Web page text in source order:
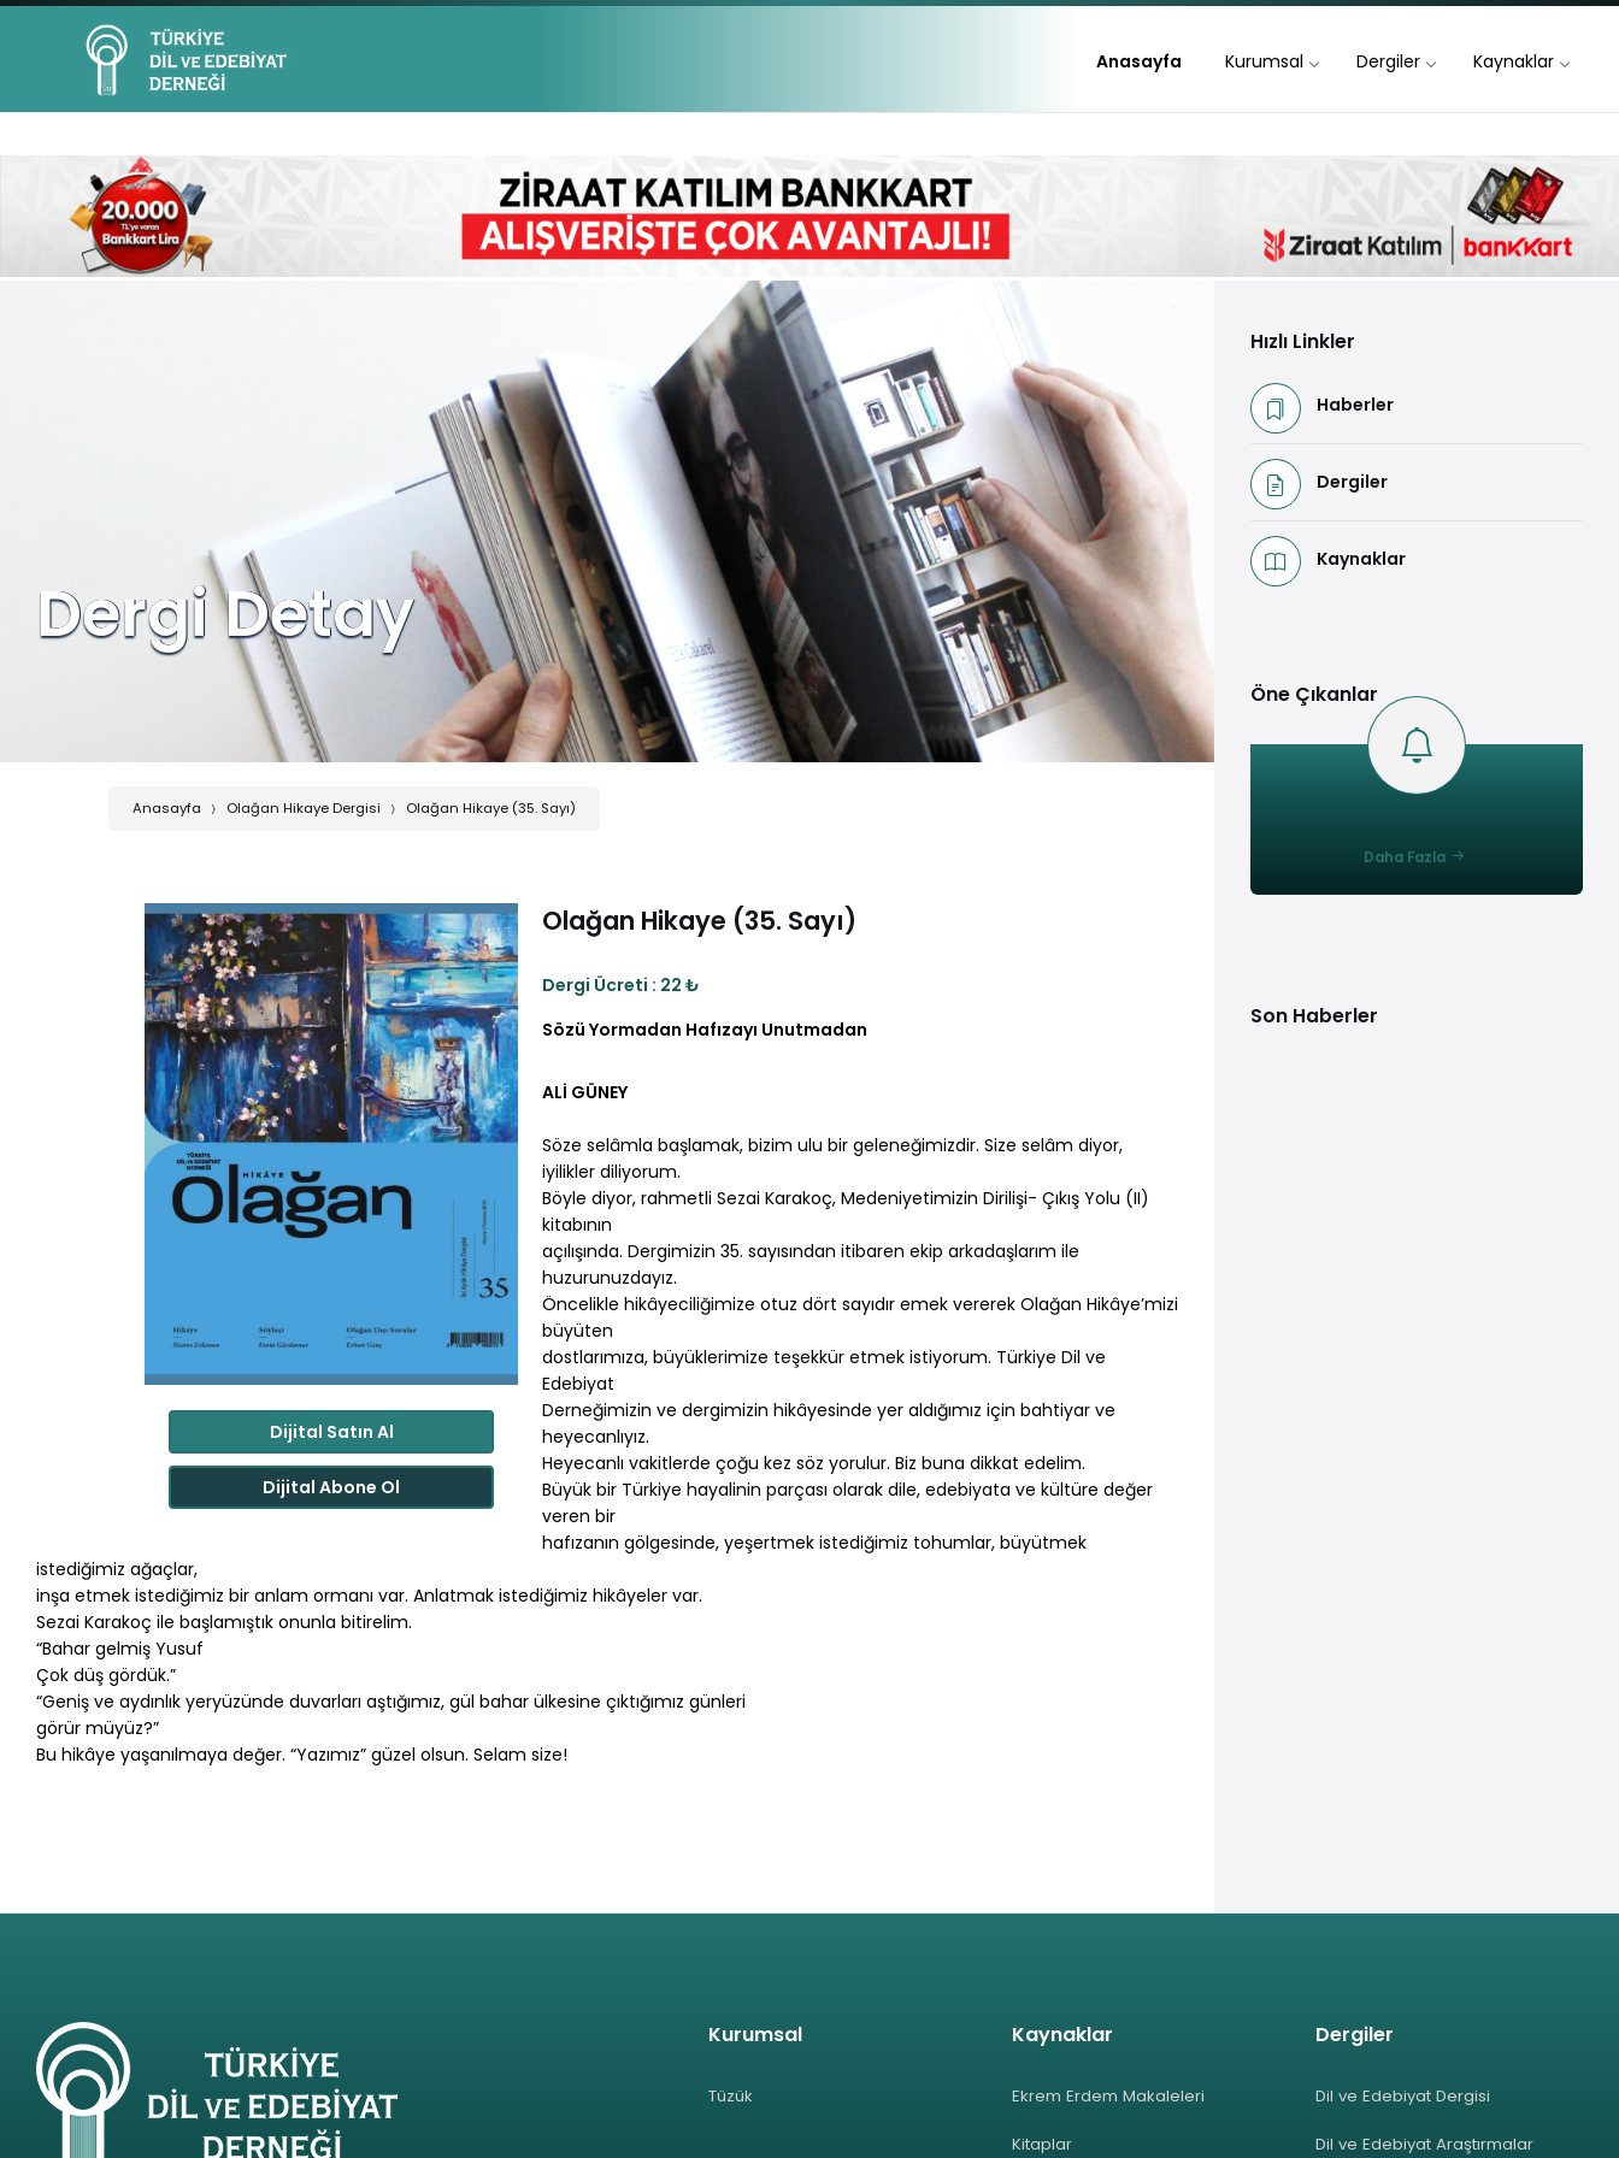
Anasayfa Kurumsal Dergiler Kaynaklar
Dergi Detay
Anasayfa Olağan Hikaye Dergisi Olağan Hikaye (35. Sayı)
Dijital Satın Al
Dijital Abone Ol
Olağan Hikaye (35. Sayı)
Dergi Ücreti : 22 ₺
Sözü Yormadan Hafızayı Unutmadan
ALİ GÜNEY
Söze selâmla başlamak, bizim ulu bir geleneğimizdir. Size selâm diyor,
iyilikler diliyorum.
Böyle diyor, rahmetli Sezai Karakoç, Medeniyetimizin Dirilişi- Çıkış Yolu (II)
kitabının
açılışında. Dergimizin 35. sayısından itibaren ekip arkadaşlarım ile
huzurunuzdayız.
Öncelikle hikâyeciliğimize otuz dört sayıdır emek vererek Olağan Hikâye’mizi
büyüten
dostlarımıza, büyüklerimize teşekkür etmek istiyorum. Türkiye Dil ve
Edebiyat
Derneğimizin ve dergimizin hikâyesinde yer aldığımız için bahtiyar ve
heyecanlıyız.
Heyecanlı vakitlerde çoğu kez söz yorulur. Biz buna dikkat edelim.
Büyük bir Türkiye hayalinin parçası olarak dile, edebiyata ve kültüre değer
veren bir
hafızanın gölgesinde, yeşertmek istediğimiz tohumlar, büyütmek
istediğimiz ağaçlar,
inşa etmek istediğimiz bir anlam ormanı var. Anlatmak istediğimiz hikâyeler var.
Sezai Karakoç ile başlamıştık onunla bitirelim.
“Bahar gelmiş Yusuf
Çok düş gördük.”
“Geniş ve aydınlık yeryüzünde duvarları aştığımız, gül bahar ülkesine çıktığımız günleri
görür müyüz?”
Bu hikâye yaşanılmaya değer. “Yazımız” güzel olsun. Selam size!
Hızlı Linkler
Haberler
Dergiler
Kaynaklar
Öne Çıkanlar
Daha Fazla
Son Haberler
Kurumsal
Tüzük
Kaynaklar
Ekrem Erdem Makaleleri
Kitaplar
Dergiler
Dil ve Edebiyat Dergisi
Dil ve Edebiyat Araştırmalar